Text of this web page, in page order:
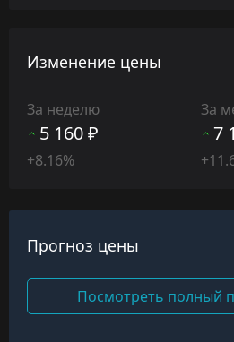
Изменение цены
За неделю
5 160 ₽
+8.16%
За
7
Прогноз цены
Посмотреть полный